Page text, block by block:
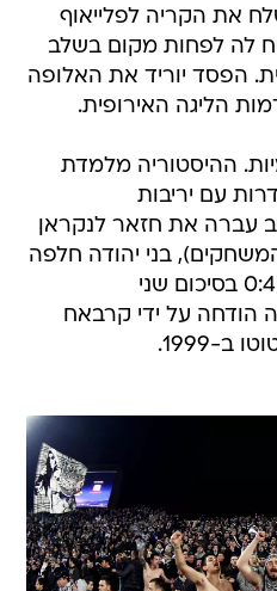
את הקריה לפלייאוף
לה לפחות מקום בשלב
הפסד יוריד את האלופה
הליגה האירופית.
ההיסטוריה מלמדת
עם יריבות
עברה את חזאר לנקראן
שני המשחקים), בני יהודה חלפה
על פני שימורק ב-2009 (0:4 בסיכום שני
הודחה על ידי קרבאח
1999.